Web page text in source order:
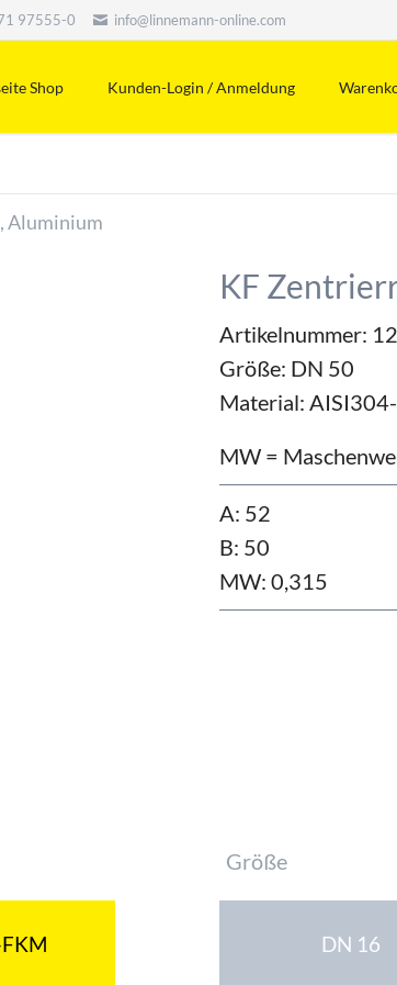
97555-0 info@linnemann-online.com
Shop Kunden-Login / Anmeldung
Aluminium
KF
Artikelnummer:
Größe: DN 50
Material:
MW =
A: 52
B: 50
MW: 0,315
Pflichtfeld
Größe
DN 16